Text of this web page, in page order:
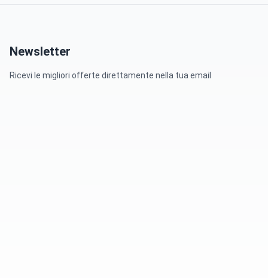
Newsletter
Ricevi le migliori offerte direttamente nella tua email